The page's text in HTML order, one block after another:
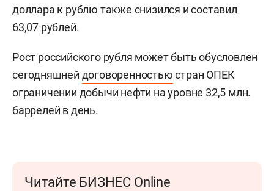
доллара к рублю также снизился и составил
63,07 рублей.
Рост российского рубля может быть обусловлен
сегодняшней договоренностьюстран ОПЕК
ограничении добычи нефти на уровне 32,5 млн.
баррелей в день.
Читайте БИЗНЕС Online